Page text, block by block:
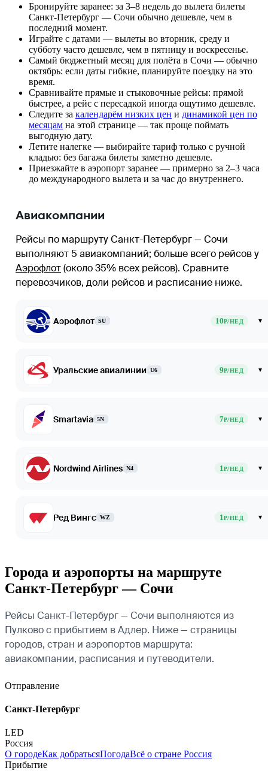
Бронируйте заранее: за 3–8 недель до вылета билеты
Санкт-Петербург — Сочи обычно дешевле, чем в
последний момент.
Играйте с датами — вылеты во вторник, среду и
субботу часто дешевле, чем в пятницу и воскресенье.
Самый бюджетный месяц для полёта в Сочи — обычно
октябрь: если даты гибкие, планируйте поездку на это
время.
Сравнивайте прямые и стыковочные рейсы: прямой
быстрее, а рейс с пересадкой иногда ощутимо дешевле.
Следите за календарём низких цен и динамикой цен по
месяцам на этой странице — так проще поймать
выгодную дату.
Летите налегке — выбирайте тариф только с ручной
кладью: без багажа билеты заметно дешевле.
Приезжайте в аэропорт заранее — примерно за 2–3 часа
до международного вылета и за час до внутреннего.
Авиакомпании
Рейсы по маршруту Санкт-Петербург — Сочи
выполняют 5 авиакомпаний; больше всего рейсов у
Аэрофлот(около 35% всех рейсов). Сравните
перевозчиков, доли рейсов и расписание ниже.
Аэрофлот SU 10Р/НЕД ▾
Уральские авиалинии U6 9Р/НЕД ▾
Smartavia 5N 7Р/НЕД ▾
Nordwind Airlines N4 1Р/НЕД ▾
Ред Вингс WZ 1Р/НЕД ▾
Города и аэропорты на маршруте
Санкт-Петербург — Сочи
Рейсы Санкт-Петербург — Сочи выполняются из
Пулково с прибытием в Адлер. Ниже — страницы
городов, стран и аэропортов маршрута:
авиакомпании, расписания и путеводители.
Отправление
Санкт-Петербург
LED
Россия
О городеКак добратьсяПогодаВсё о стране Россия
Прибытие